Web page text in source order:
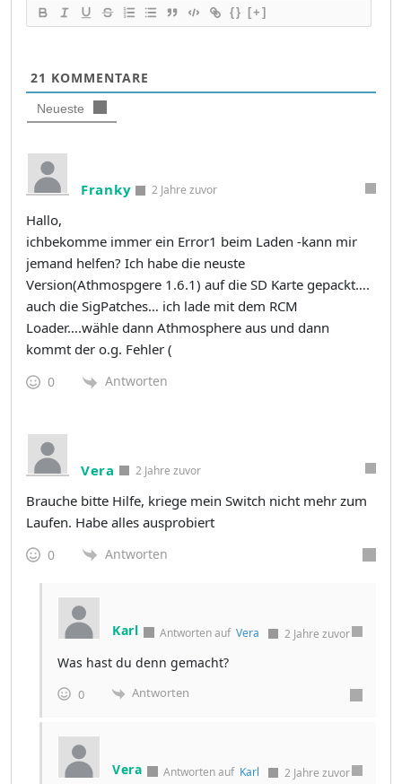
{} [+]
21 KOMMENTARE
Neueste
Franky 2 Jahre zuvor
Hallo,
ichbekomme immer ein Error1 beim Laden -kann mir
jemand helfen? Ich habe die neuste
Version(Athmospgere 1.6.1) auf die SD Karte gepackt….
auch die SigPatches… ich lade mit dem RCM
Loader….wähle dann Athmosphere aus und dann
kommt der o.g. Fehler (
0 Antworten
Vera 2 Jahre zuvor
Brauche bitte Hilfe, kriege mein Switch nicht mehr zum
Laufen. Habe alles ausprobiert
0 Antworten
Karl Antworten auf Vera 2 Jahre zuvor
Was hast du denn gemacht?
0 Antworten
Vera Antworten auf Karl 2 Jahre zuvor